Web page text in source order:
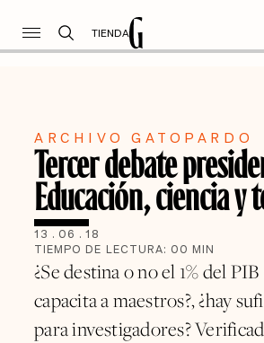
TIENDA
ARCHIVO GATOPARDO
Tercer debate
Educación, ciencia y
13 . 06 . 18
TIEMPO DE LECTURA: 00 MIN
¿Se destina o no el 1% del PIB
capacita a maestros?, ¿hay
para investigadores?